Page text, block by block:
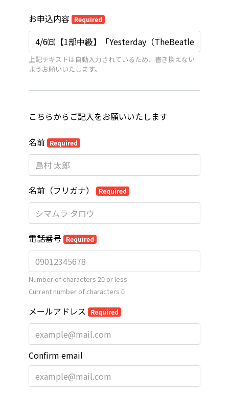
お申込内容 Required
上記テキストは自動入力されているため、書き換えない
ようお願いいたします。
こちらからご記入をお願いいたします
名前 Required
名前（フリガナ） Required
電話番号 Required
Number of characters 20 or less
Current number of characters 0
メールアドレス Required
Confirm email